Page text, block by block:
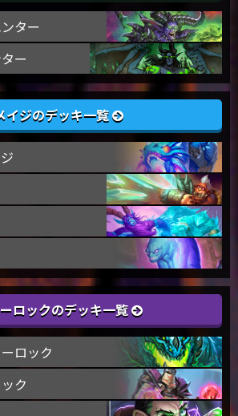
ター
ー
イジのデッキ一覧
ロックのデッキ一覧
ロック
ク